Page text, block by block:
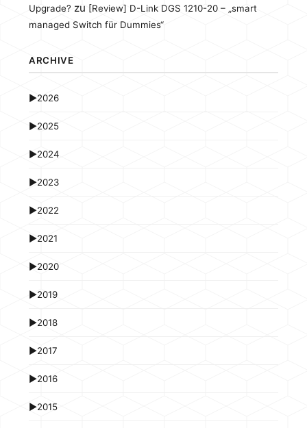
Upgrade? zu [Review] D-Link DGS 1210-20 – „smart
managed Switch für Dummies“
ARCHIVE
►2026
►2025
►2024
►2023
►2022
►2021
►2020
►2019
►2018
►2017
►2016
►2015